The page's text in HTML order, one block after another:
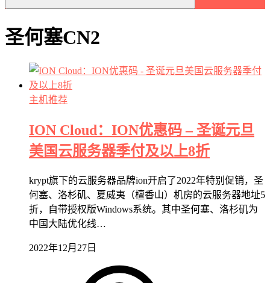
圣何塞CN2
主机推荐
ION Cloud：ION优惠码 – 圣诞元旦
美国云服务器季付及以上8折
krypt旗下的云服务器品牌ion开启了2022年特别促销，圣
何塞、洛杉矶、夏威夷（檀香山）机房的云服务器地址5
折，自带授权版Windows系统。其中圣何塞、洛杉矶为
中国大陆优化线…
2022年12月27日